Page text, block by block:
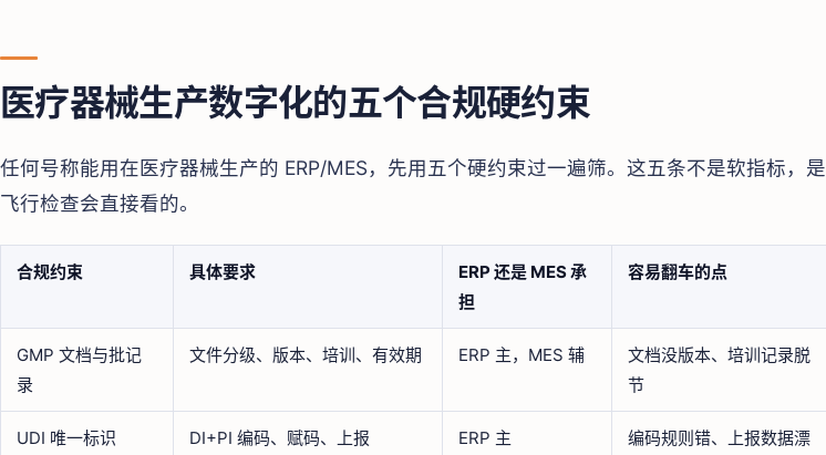
医疗器械生产数字化的五个合规硬约束
任何号称能用在医疗器械生产的 ERP/MES，先用五个硬约束过一遍筛。这五条不是软指标，是
飞行检查会直接看的。
合规约束 具体要求
ERP 还是 MES 承
担
容易翻车的点
GMP 文档与批记
录
文件分级、版本、培训、有效期 ERP 主，MES 辅
文档没版本、培训记录脱
节
UDI 唯一标识 DI+PI 编码、赋码、上报 ERP 主
编码规则错、上报数据漂